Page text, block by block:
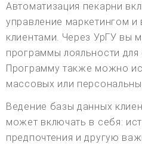
Автоматизация пекарни
управление маркетингом
клиентами. Через УрГУ вы
программы лояльности для
Программу также можно
массовых или
Ведение базы данных
может включать в себя:
предпочтения и другую